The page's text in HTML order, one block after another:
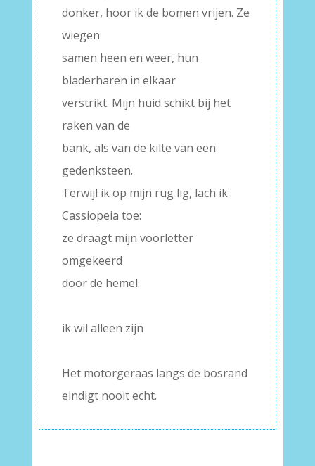
donker, hoor ik de bomen vrijen. Ze
wiegen
samen heen en weer, hun
bladerharen in elkaar
verstrikt. Mijn huid schikt bij het
raken van de
bank, als van de kilte van een
gedenksteen.
Terwijl ik op mijn rug lig, lach ik
Cassiopeia toe:
ze draagt mijn voorletter
omgekeerd
door de hemel.
ik wil alleen zijn
Het motorgeraas langs de bosrand
eindigt nooit echt.